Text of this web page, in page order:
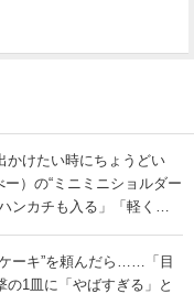
かけたい時にちょうどい
）の“ミニミニショルダー
カチも入る」「軽くて
ーキ”を頼んだら……「目
の1皿に「やばすぎる」と